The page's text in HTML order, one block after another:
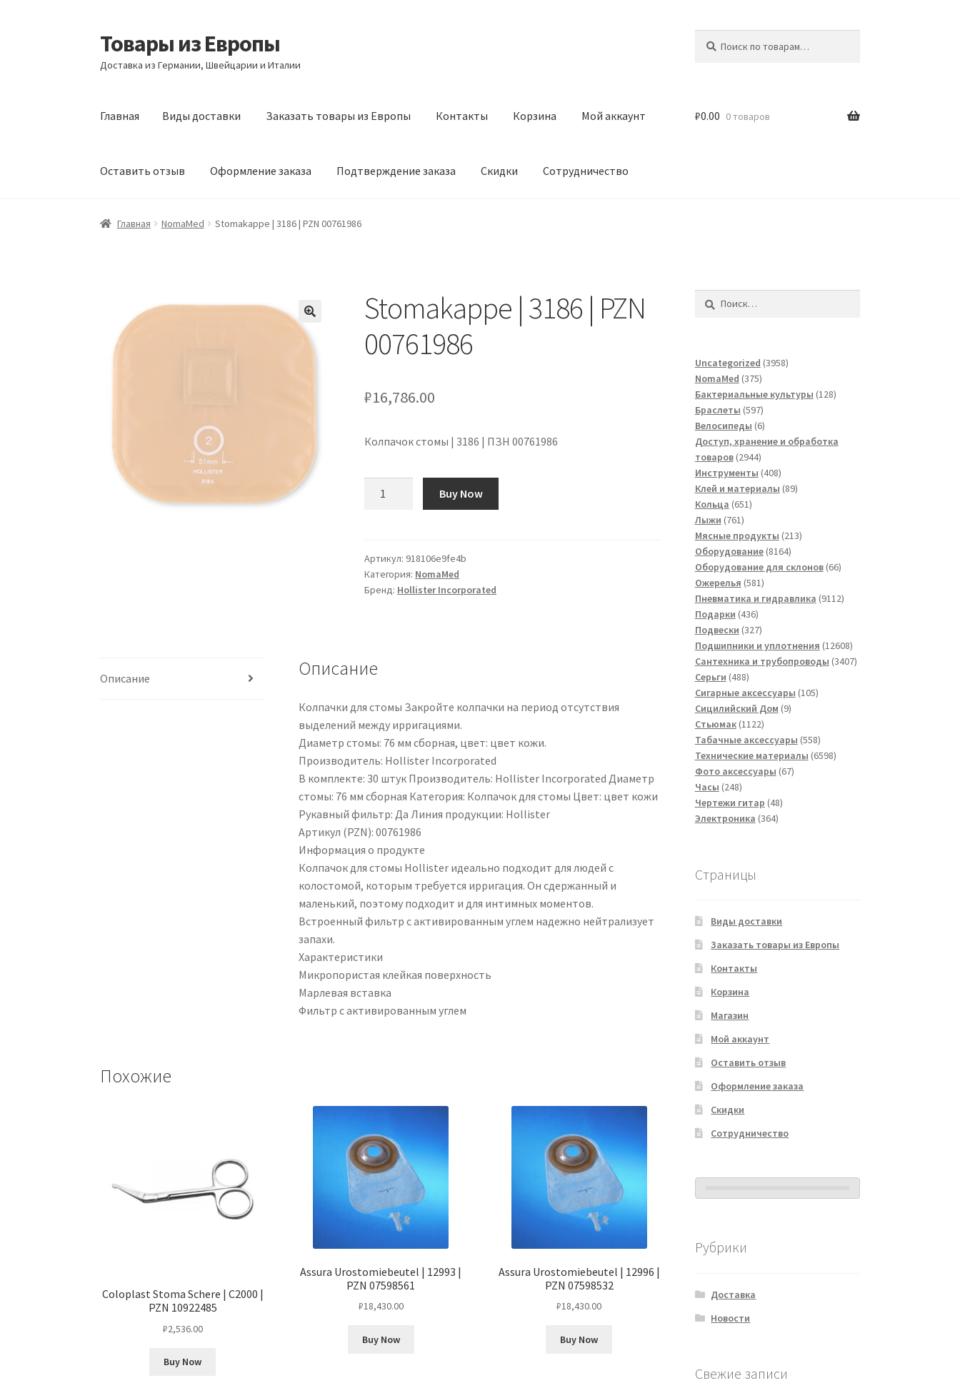
Перейти
к
навигации
Перейти
к
содержимому
Товары из Европы
Доставка из Германии, Швейцарии и Италии
Главная Виды доставки Заказать товары из Европы Контакты Корзина Мой аккаунт
Оставить отзыв Оформление заказа Подтверждение заказа Скидки Сотрудничество
Главная Виды доставки Заказать товары из Европы
₽0.00 0 товаров
Главная NomaMed Stomakappe | 3186 | PZN 00761986
Stomakappe | 3186 | PZN
00761986
₽16,786.00
Колпачок стомы | 3186 | ПЗН 00761986
3186
|
PZN
Buy Now
Артикул: 918106e9fe4b
Категория: NomaMed
Бренд: Hollister Incorporated
Описание Описание
Колпачки для стомы Закройте колпачки на период отсутствия
выделений между ирригациями.
Диаметр стомы: 76 мм сборная, цвет: цвет кожи.
Производитель: Hollister Incorporated
В комплекте: 30 штук Производитель: Hollister Incorporated Диаметр
стомы: 76 мм сборная Категория: Колпачок для стомы Цвет: цвет кожи
Рукавный фильтр: Да Линия продукции: Hollister
Артикул (PZN): 00761986
Информация о продукте
Колпачок для стомы Hollister идеально подходит для людей с
колостомой, которым требуется ирригация. Он сдержанный и
маленький, поэтому подходит и для интимных моментов.
Встроенный фильтр с активированным углем надежно нейтрализует
запахи.
Характеристики
Микропористая клейкая поверхность
Марлевая вставка
Фильтр с активированным углем
Похожие
Coloplast Stoma Schere | C2000 |
PZN 10922485
₽2,536.00
Buy Now
Assura Urostomiebeutel | 12993 |
PZN 07598561
₽18,430.00
Buy Now
Assura Urostomiebeutel | 12996 |
PZN 07598532
₽18,430.00
Buy Now
Uncategorized 39583958
NomaMed 375375
товаров
Бактериальные культуры 128128
Браслеты 597597
товаров
Велосипеды 66
товаров
Доступ, хранение и обработка
товаров 29442944
товара
Инструменты 408408
товаров
Клей и материалы 8989
Кольца 651651
Лыжи 761761
товар
Мясные продукты 213213
Оборудование 81648164
товара
Оборудование для склонов 6666
Ожерелья 581581
товар
Пневматика и гидравлика 91129112
Подарки 436436
товаров
Подвески 327327
товаров
Подшипники и уплотнения 1260812608
товаров
Сантехника и трубопроводы 34073407
Серьги 488488
товаров
Сигарные аксессуары 105105
Сицилийский Дом 99
Стьюмак 11221122
товара
Табачные аксессуары 558558
товаров
Технические материалы 65986598
Фото аксессуары 6767
Часы 248248
товаров
Чертежи гитар 4848
Электроника 364364
Страницы
Виды доставки
Заказать товары из Европы
Контакты
Корзина
Магазин
Мой аккаунт
Оставить отзыв
Оформление заказа
Скидки
Сотрудничество
Рубрики
Доставка
Новости
Свежие записи